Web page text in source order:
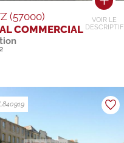
VOIR LE
DESCRIPTIF
(57000)
COMMERCIAL